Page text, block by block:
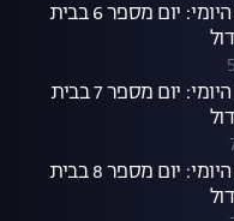
הסיכום היומי: יום מספר 6 בבית
הסיכום היומי: יום מספר 7 בבית
הסיכום היומי: יום מספר 8 בבית